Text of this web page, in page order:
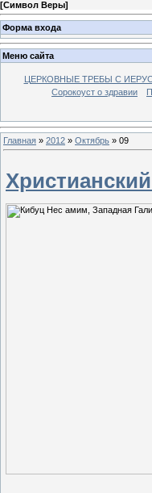
[Символ Веры]
Форма входа
Меню сайта
ЦЕРКОВНЫЕ ТРЕБЫ С
Сорокоуст о здравии
Главная » 2012 » Октябрь » 09